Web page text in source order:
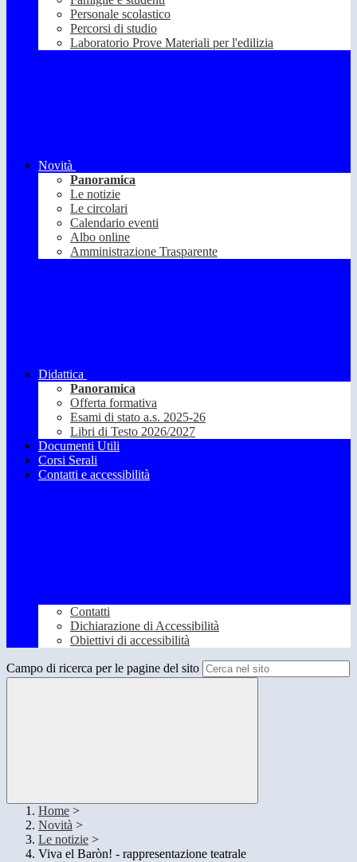
Personale scolastico
Percorsi di studio
Laboratorio Prove Materiali per l'edilizia
Novità
Panoramica
Le notizie
Le circolari
Calendario eventi
Albo online
Amministrazione Trasparente
Didattica
Panoramica
Offerta formativa
Esami di stato a.s. 2025-26
Libri di Testo 2026/2027
Documenti Utili
Corsi Serali
Contatti e accessibilità
Contatti
Dichiarazione di Accessibilità
Obiettivi di accessibilità
Campo di ricerca per le pagine del sito
Home >
Novità >
Le notizie >
Viva el Baròn! - rappresentazione teatrale